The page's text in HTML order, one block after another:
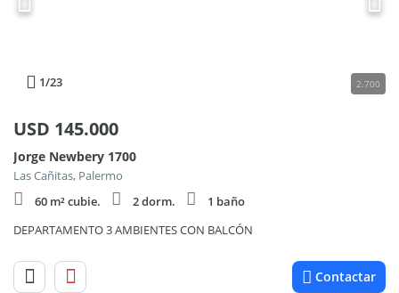
1/23 2.700
USD 145.000
Jorge Newbery 1700
Las Cañitas, Palermo
60 m² cubie.
2 dorm.
1 baño
DEPARTAMENTO 3 AMBIENTES CON BALCÓN
Contactar